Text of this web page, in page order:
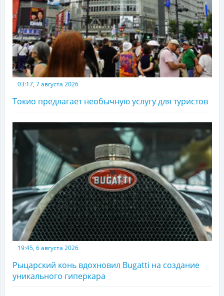
03:17, 7 августа 2026
Токио предлагает необычную услугу для туристов
19:45, 6 августа 2026
Рыцарский конь вдохновил Bugatti на создание
уникального гиперкара